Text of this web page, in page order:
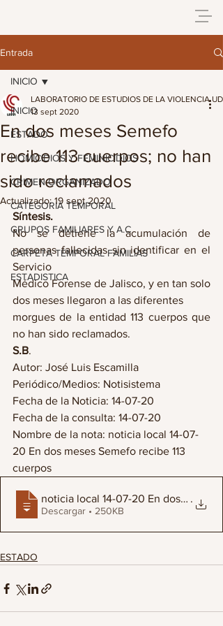
Entrada
INICIO
ESTADO
HOMICIDIOS Y FEMINICIDIOS
CRIMEN ORGANIZADO
CATEGORIA TEMPORAL
GRUPOS FAMILIARES Y A.C
CARPETA TEMPORAL FAMILIAS
ESTADISTICA
INICIO
En dos meses Semefo
recibe 113 cuerpos; no han
sido reclamados
LABORATORIO DE ESTUDIOS DE LA VIOLENCIA
13 sept 2020
Actualizado:19 sept 2020
Síntesis.
No se detiene la acumulación de
personas fallecidas sin identificar en el
Servicio
Médico Forense de Jalisco, y en tan solo
dos meses llegaron a las diferentes
morgues de la entidad 113 cuerpos que
no han sido reclamados.
S.B.
Autor: José Luis Escamilla
Periódico/Medios: Notisistema
Fecha de la Noticia: 14-07-20
Fecha de la consulta: 14-07-20
Nombre de la nota: noticia local 14-07-
20 En dos meses Semefo recibe 113
cuerpos
noticia local 14-07-20 En dos meses
.
Descargar • 250KB
ESTADO